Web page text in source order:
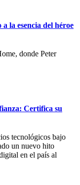
la esencia del héroe
donde Peter
Certifica su
tecnológicos bajo
un nuevo hito
en el país al